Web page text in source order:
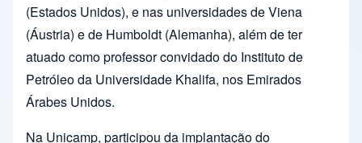
(Estados Unidos), e nas universidades de Viena
(Áustria) e de Humboldt (Alemanha), além de ter
atuado como professor convidado do Instituto de
Petróleo da Universidade Khalifa, nos Emirados
Árabes Unidos.
Na Unicamp, participou da implantação do